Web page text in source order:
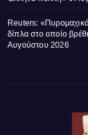
Reuters:
δίπλα στο οποίο
Αυγούστου 2026